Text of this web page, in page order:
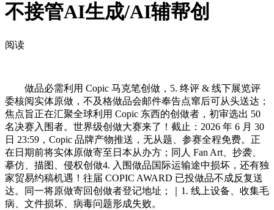
不接管AI生成/AI辅帮创
阅读
做品必需利用 Copic 马克笔创做，5. 终评 & 线下展览评
委核阅实体原做，不及格做品会邮件奉告点窜后可从头送达；
焦点旨正在汇聚全球利用 Copic 东西的创做者，初审选出 50
名决赛入围者。世界级创做大赛来了！截止：2026 年 6 月 30
日 23:59，Copic 品牌产物推送，无从题、参赛全程免费。正
在日期前将实体原做寄至日本从办方；同人 Fan Art、抄袭、
摹仿、描图、侵权创做4. 入围做品国际运输途中损坏，还有独
家贸易约稿机遇！往届 COPIC AWARD 已投做品不成反复送
达。同一将原做寄回创做者登记地址；｜1. 线上设备、收集毛
病、文件损坏、病毒问题形成失败。